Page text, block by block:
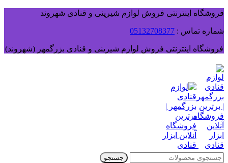
فروشگاه اینترنتی فروش لوازم شیرینی و قنادی شهروند
شماره تماس : 05132708377
فروشگاه اینترنتی فروش لوازم شیرینی و قنادی بزرگمهر (شهروند)
جستجو